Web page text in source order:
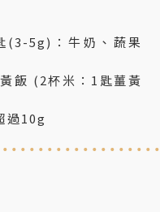
(3-5g)：牛奶、蔬果
飯 (2杯米：1匙薑黃
過10g